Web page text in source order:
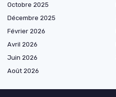
Octobre 2025
Décembre 2025
Février 2026
Avril 2026
Juin 2026
Août 2026